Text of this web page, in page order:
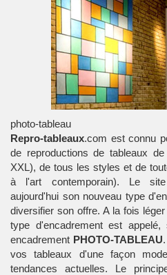
photo-tableau
Repro-tableaux.com est connu
de reproductions de tableaux
XXL), de tous les styles et de
à l'art contemporain). Le
aujourd'hui son nouveau type
diversifier son offre. A la fois
type d'encadrement est
encadrement PHOTO-TABLEAU
vos tableaux d'une façon
tendances actuelles. Le